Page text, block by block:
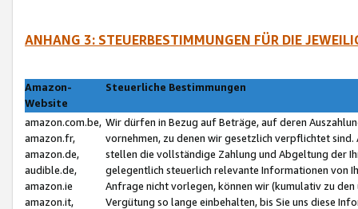
ANHANG 3: STEUERBESTIMMUNGEN FÜR DIE
Amazon-
Website
Steuerliche Bestimmungen
amazon.com.be,
amazon.fr,
amazon.de,
audible.de,
amazon.ie
amazon.it,
Wir dürfen in Bezug auf Beträge, auf deren
vornehmen, zu denen wir gesetzlich verpflichtet
stellen die vollständige Zahlung und Abgeltung der
gelegentlich steuerlich relevante Informationen von
Anfrage nicht vorlegen, können wir (kumulativ zu
Vergütung so lange einbehalten, bis Sie uns diese